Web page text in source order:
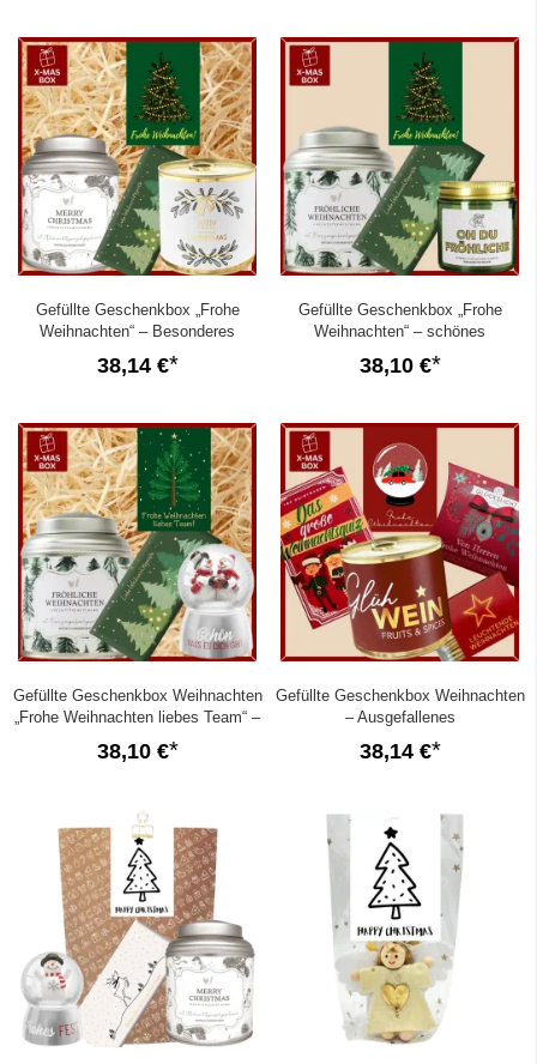
Gefüllte Geschenkbox „Frohe
Weihnachten“ – Besonderes
Weihnachtsgeschenk (Lichterkette
Set 2)
38,14 €
Gefüllte Geschenkbox „Frohe
Weihnachten“ – schönes
Weihnachtsgeschenk (Lichterkette
Set 1)
38,10 €
Gefüllte Geschenkbox Weihnachten
„Frohe Weihnachten liebes Team“ –
Mitarbeitergeschenk (Set 4)
38,10 €
Gefüllte Geschenkbox Weihnachten
– Ausgefallenes
Weihnachtsgeschenk (Schneekugel
– Set 7)
38,14 €